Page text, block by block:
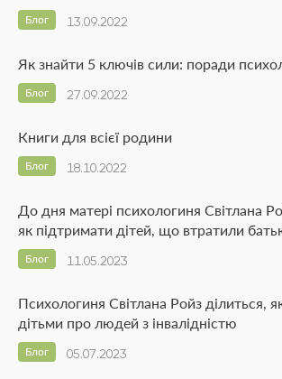
13.09.2022
Блог
Як знайти 5 ключів сили: поради
27.09.2022
Блог
Книги для всієї родини
18.10.2022
Блог
До дня матері психологиня Світлана
як підтримати дітей, що втратили
11.05.2023
Блог
Психологиня Світлана Ройз ділиться,
дітьми про людей з інвалідністю
05.07.2023
Блог